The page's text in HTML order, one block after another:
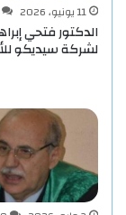
11 يونيو، 2026
الدكتور فتحي
لشركة سيديكو